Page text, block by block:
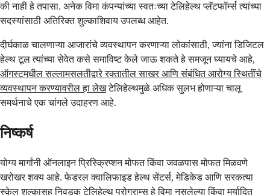
की नाही हे तपासा. अनेक विमा कंपन्यांच्या स्वतःच्या टेलिहेल्थ प्लॅटफॉर्म्स त्यांच्या
सदस्यांसाठी अतिरिक्त शुल्काशिवाय उपलब्ध आहेत.
दीर्घकाळ चालणाऱ्या आजारांचे व्यवस्थापन करणाऱ्या लोकांसाठी, ज्यांना डिजिटल
हेल्थ टूल त्यांच्या सेवेत कसे समाविष्ट केले जाऊ शकते हे समजून घ्यायचे आहे,
ऑगस्टमधील सल्लामसलतीद्वारे रक्तातील साखर आणि संबंधित आरोग्य स्थितींचे
व्यवस्थापन करण्यावरील हा लेखटेलिहेल्थमुळे अधिक सुलभ होणाऱ्या चालू
समर्थनाचे एक चांगले उदाहरण आहे.
निष्कर्ष
योग्य मार्गांनी ऑनलाइन प्रिस्क्रिप्शन मोफत किंवा जवळपास मोफत मिळवणे
खरोखर शक्य आहे. फेडरल क्वालिफाइड हेल्थ सेंटर्स, मेडिकेड आणि सरकत्या
स्केल शुल्कासह निवडक टेलिहेल्थ प्रोग्राम्स हे विमा नसलेल्या किंवा मर्यादित